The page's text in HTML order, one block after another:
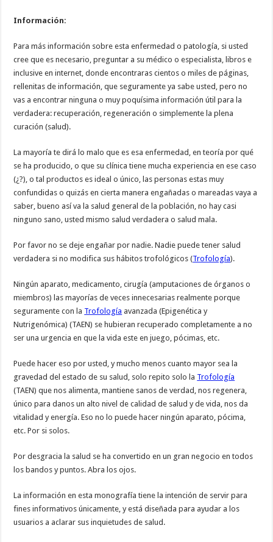
Información:
Para más información sobre esta enfermedad o patología, si usted
cree que es necesario, preguntar a su médico o especialista, libros e
inclusive en internet, donde encontraras cientos o miles de páginas,
rellenitas de información, que seguramente ya sabe usted, pero no
vas a encontrar ninguna o muy poquísima información útil para la
verdadera: recuperación, regeneración o simplemente la plena
curación (salud).
La mayoría te dirá lo malo que es esa enfermedad, en teoría por qué
se ha producido, o que su clínica tiene mucha experiencia en ese caso
(¿?), o tal productos es ideal o único, las personas estas muy
confundidas o quizás en cierta manera engañadas o mareadas vaya a
saber, bueno así va la salud general de la población, no hay casi
ninguno sano, usted mismo salud verdadera o salud mala.
Por favor no se deje engañar por nadie. Nadie puede tener salud
verdadera si no modifica sus hábitos trofológicos (Trofología).
Ningún aparato, medicamento, cirugía (amputaciones de órganos o
miembros) las mayorías de veces innecesarias realmente porque
seguramente con la Trofología avanzada (Epigenética y
Nutrigenómica) (TAEN) se hubieran recuperado completamente a no
ser una urgencia en que la vida este en juego, pócimas, etc.
Puede hacer eso por usted, y mucho menos cuanto mayor sea la
gravedad del estado de su salud, solo repito solo la Trofología
(TAEN) que nos alimenta, mantiene sanos de verdad, nos regenera,
único para danos un alto nivel de calidad de salud y de vida, nos da
vitalidad y energía. Eso no lo puede hacer ningún aparato, pócima,
etc. Por si solos.
Por desgracia la salud se ha convertido en un gran negocio en todos
los bandos y puntos. Abra los ojos.
La información en esta monografía tiene la intención de servir para
fines informativos únicamente, y está diseñada para ayudar a los
usuarios a aclarar sus inquietudes de salud.